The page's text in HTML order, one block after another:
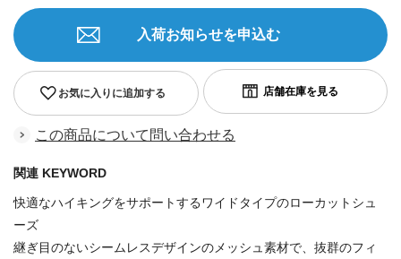
お気に入りに追加する
入荷お知らせを申込む
この商品について問い合わせる
関連 KEYWORD
快適なハイキングをサポートするワイドタイプのローカットシュ
ーズ
継ぎ目のないシームレスデザインのメッシュ素材で、抜群のフィ